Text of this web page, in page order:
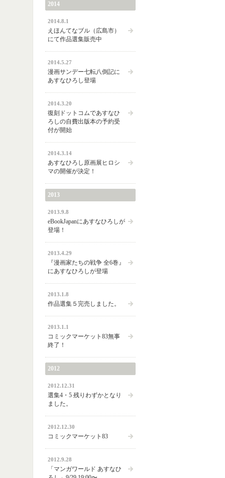
2014
2014.8.1
えほんてなブル（広島市）
にて作品選集販売中
2014.5.27
漫画サンデー七転八倒記に
あすなひろし登場
2014.3.20
復刻ドットコムであすなひ
ろしの自費出版本の予約受
付が開始
2014.3.14
あすなひろし原画展ヒロシ
マの開催が決定！
2013
2013.9.8
eBookJapanにあすなひろしが
登場！
2013.4.29
『漫画家たちの戦争 全6巻』
にあすなひろしが登場
2013.1.8
作品選集５完売しました。
2013.1.1
コミックマーケット83無事
終了！
2012
2012.12.31
選集4・5 残りわずかとなり
ました。
2012.12.30
コミックマーケット83
2012.9.28
「マンガワールド あすなひ